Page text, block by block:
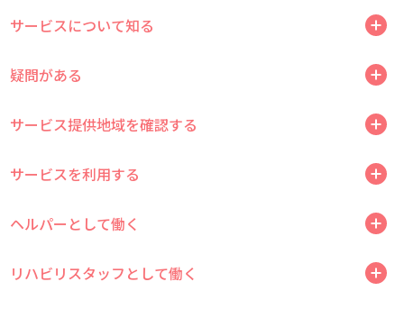
サービスについて知る
疑問がある
サービス提供地域を確認する
サービスを利用する
ヘルパーとして働く
リハビリスタッフとして働く